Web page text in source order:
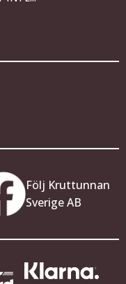
Följ Kruttunnan
Sverige AB